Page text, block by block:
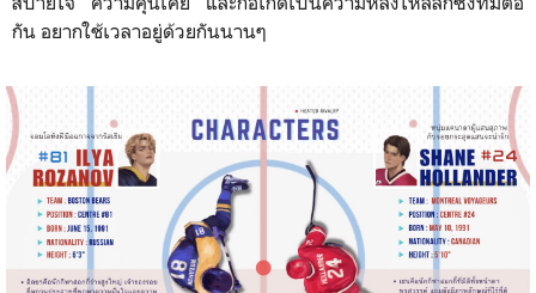
กัน อยากใช้เวลาอยู่ด้วยกันนานๆ